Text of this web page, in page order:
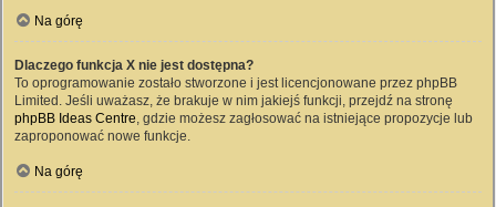
Na górę
Dlaczego funkcja X nie jest dostępna?
To oprogramowanie zostało stworzone i jest licencjonowane przez phpBB
Limited. Jeśli uważasz, że brakuje w nim jakiejś funkcji, przejdź na stronę
phpBB Ideas Centre, gdzie możesz zagłosować na istniejące propozycje lub
zaproponować nowe funkcje.
Na górę